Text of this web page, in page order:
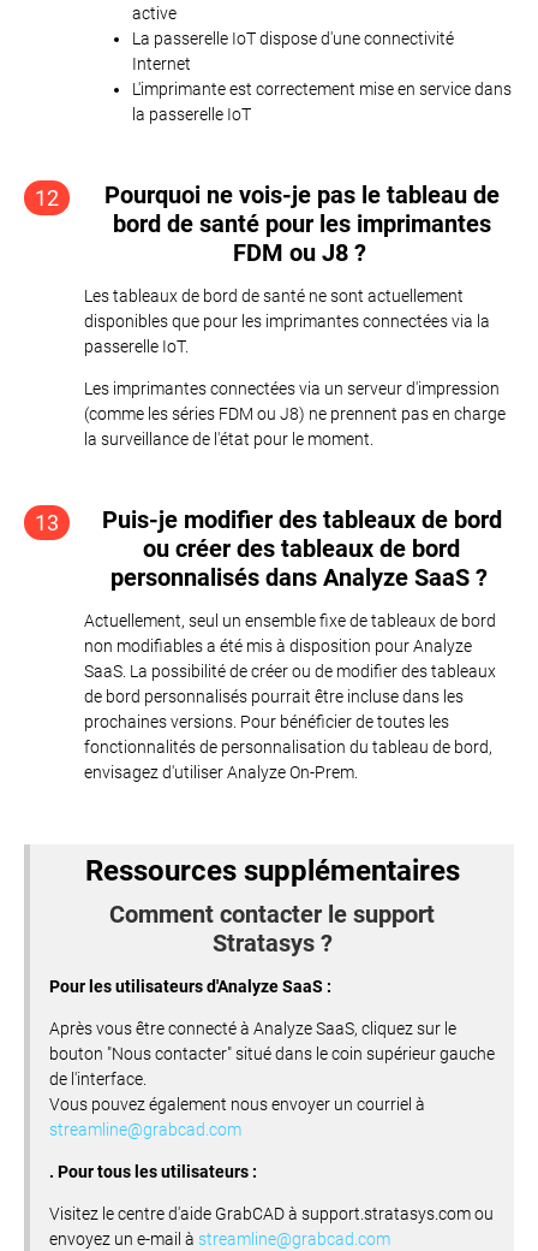
active
La passerelle IoT dispose d'une connectivité
Internet
L'imprimante est correctement mise en service dans
la passerelle IoT
12
Pourquoi ne vois-je pas le tableau de
bord de santé pour les imprimantes
FDM ou J8 ?
Les tableaux de bord de santé ne sont actuellement
disponibles que pour les imprimantes connectées via la
passerelle IoT.
Les imprimantes connectées via un serveur d'impression
(comme les séries FDM ou J8) ne prennent pas en charge
la surveillance de l'état pour le moment.
13
Puis-je modifier des tableaux de bord
ou créer des tableaux de bord
personnalisés dans Analyze SaaS ?
Actuellement, seul un ensemble fixe de tableaux de bord
non modifiables a été mis à disposition pour Analyze
SaaS. La possibilité de créer ou de modifier des tableaux
de bord personnalisés pourrait être incluse dans les
prochaines versions. Pour bénéficier de toutes les
fonctionnalités de personnalisation du tableau de bord,
envisagez d'utiliser Analyze On-Prem.
Ressources supplémentaires
Comment contacter le support
Stratasys ?
Pour les utilisateurs d'Analyze SaaS :
Après vous être connecté à Analyze SaaS, cliquez sur le
bouton "Nous contacter" situé dans le coin supérieur gauche
de l'interface.
Vous pouvez également nous envoyer un courriel à
streamline@grabcad.com
. Pour tous les utilisateurs :
Visitez le centre d'aide GrabCAD à support.stratasys.com ou
envoyez un e-mail à streamline@grabcad.com